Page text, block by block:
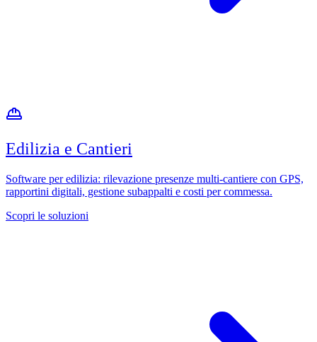
Edilizia e Cantieri
Software per edilizia: rilevazione presenze multi-cantiere con GPS,
rapportini digitali, gestione subappalti e costi per commessa.
Scopri le soluzioni